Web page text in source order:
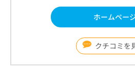
ホームペー
クチコミを